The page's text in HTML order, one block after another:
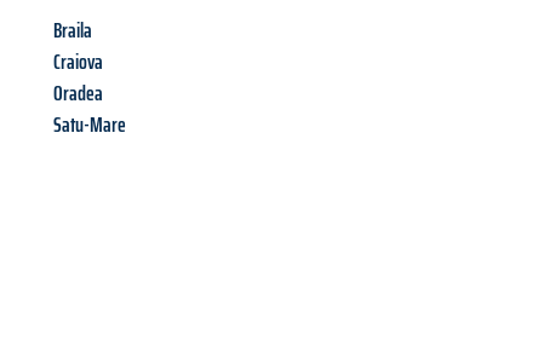
Braila
Craiova
Oradea
Satu-Mare